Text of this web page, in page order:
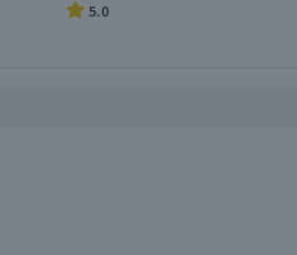
5.0